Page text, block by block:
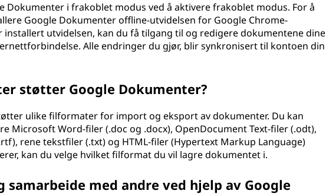
Dokumenter i frakoblet modus ved å aktivere frakoblet modus. For å
Google Dokumenter offline-utvidelsen for Google Chrome-
installert utvidelsen, kan du få tilgang til og redigere dokumentene dine
Alle endringer du gjør, blir synkronisert til kontoen din
støtter Google Dokumenter?
ulike filformater for import og eksport av dokumenter. Du kan
Microsoft Word-filer (.doc og .docx), OpenDocument Text-filer (.odt),
rene tekstfiler (.txt) og HTML-filer (Hypertext Markup Language)
kan du velge hvilket filformat du vil lagre dokumentet i.
samarbeide med andre ved hjelp av Google